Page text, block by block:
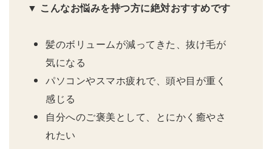
▼ こんなお悩みを持つ方に絶対おすすめです
髪のボリュームが減ってきた、抜け毛が
気になる
パソコンやスマホ疲れで、頭や目が重く
感じる
自分へのご褒美として、とにかく癒やさ
れたい